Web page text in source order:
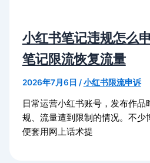
小红书笔记违规怎么
笔记限流恢复流量
2026年7月6日 /小红书限流申诉
日常运营小红书账号，发布作品
规、流量遭到限制的情况。不少
便套用网上话术提